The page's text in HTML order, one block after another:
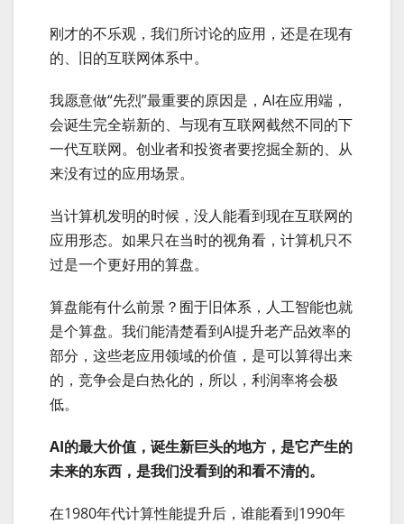
刚才的不乐观，我们所讨论的应用，还是在现有
的、旧的互联网体系中。
我愿意做“先烈”最重要的原因是，AI在应用端，
会诞生完全崭新的、与现有互联网截然不同的下
一代互联网。创业者和投资者要挖掘全新的、从
来没有过的应用场景。
当计算机发明的时候，没人能看到现在互联网的
应用形态。如果只在当时的视角看，计算机只不
过是一个更好用的算盘。
算盘能有什么前景？囿于旧体系，人工智能也就
是个算盘。我们能清楚看到AI提升老产品效率的
部分，这些老应用领域的价值，是可以算得出来
的，竞争会是白热化的，所以，利润率将会极
低。
AI的最大价值，诞生新巨头的地方，是它产生的
未来的东西，是我们没看到的和看不清的。
在1980年代计算性能提升后，谁能看到1990年